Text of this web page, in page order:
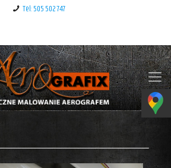
Tel: 505 502 747